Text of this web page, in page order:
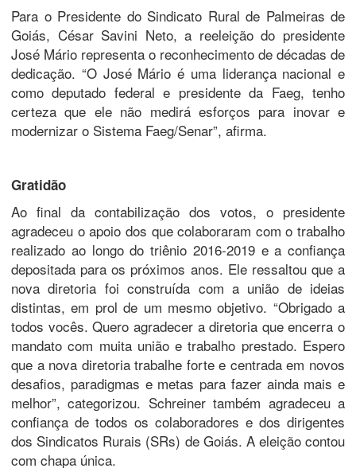
Para o Presidente do Sindicato Rural de Palmeiras de
Goiás, César Savini Neto, a reeleição do presidente
José Mário representa o reconhecimento de décadas de
dedicação. “O José Mário é uma liderança nacional e
como deputado federal e presidente da Faeg, tenho
certeza que ele não medirá esforços para inovar e
modernizar o Sistema Faeg/Senar”, afirma.
Gratidão
Ao final da contabilização dos votos, o presidente
agradeceu o apoio dos que colaboraram com o trabalho
realizado ao longo do triênio 2016-2019 e a confiança
depositada para os próximos anos. Ele ressaltou que a
nova diretoria foi construída com a união de ideias
distintas, em prol de um mesmo objetivo. “Obrigado a
todos vocês. Quero agradecer a diretoria que encerra o
mandato com muita união e trabalho prestado. Espero
que a nova diretoria trabalhe forte e centrada em novos
desafios, paradigmas e metas para fazer ainda mais e
melhor”, categorizou. Schreiner também agradeceu a
confiança de todos os colaboradores e dos dirigentes
dos Sindicatos Rurais (SRs) de Goiás. A eleição contou
com chapa única.